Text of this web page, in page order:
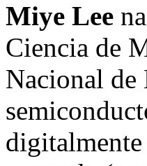
Miye Lee
Ciencia de
Nacional de